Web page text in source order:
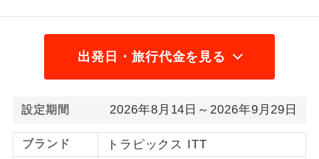
出発日・旅行代金を見る
設定期間 2026年8月14日～2026年9月29日
ブランド トラピックス ITT
コースです。
す。
女性限定
女性限定でご参加いただけるコースで
す。